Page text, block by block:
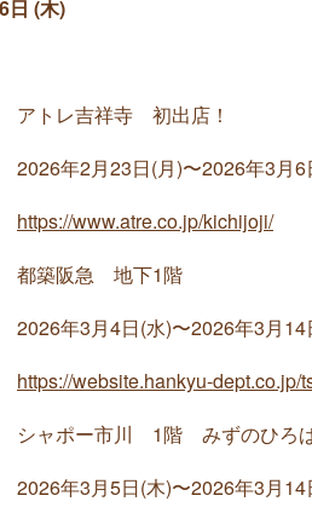
日 (木)
レ吉祥寺 初出店！
2月23日(月)〜2026年3月6
https://www.atre.co.jp/kichijoji/
築阪急 地下1階
3月4日(水)〜2026年3月14
https://website.hankyu-dept.co.jp/
ポー市川 1階 みずのひろ
3月5日(木)〜2026年3月14